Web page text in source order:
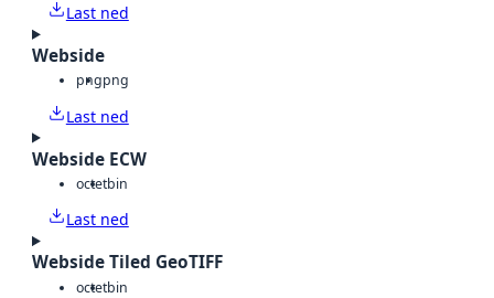
Last ned
Webside
pngpng
Last ned
Webside ECW
octetbin
Last ned
Webside Tiled GeoTIFF
octetbin